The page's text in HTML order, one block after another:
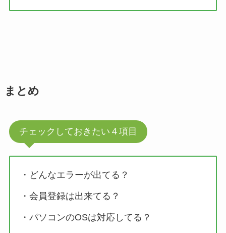
まとめ
チェックしておきたい４項目
・どんなエラーが出てる？
・会員登録は出来てる？
・パソコンのOSは対応してる？